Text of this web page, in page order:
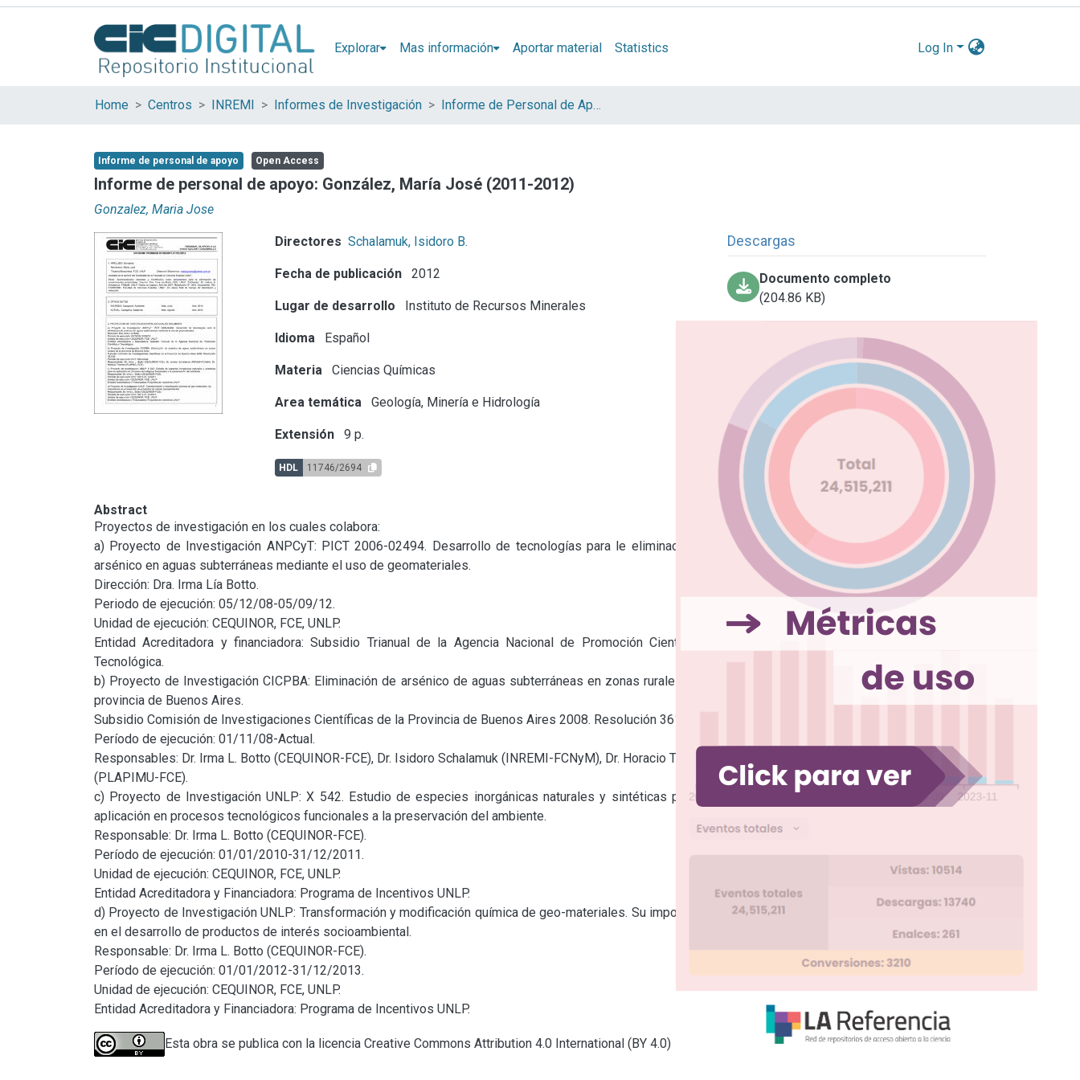
Explorar Mas información Aportar material Statistics Log In
Home Centros INREMI Informes de Investigación Informe de Personal de Apoyo
Informe de personal de apoyo Open Access
Informe de personal de apoyo: González, María José (2011-2012)
Gonzalez, Maria Jose
Directores Schalamuk, Isidoro B.
Fecha de publicación 2012
Lugar de desarrollo Instituto de Recursos Minerales
Idioma Español
Materia Ciencias Químicas
Area temática Geología, Minería e Hidrología
Extensión 9 p.
HDL 11746/2694
Descargas
Documento completo
(204.86 KB)
Abstract
Proyectos de investigación en los cuales colabora:
a) Proyecto de Investigación ANPCyT: PICT 2006-02494. Desarrollo de tecnologías para le eliminación de
arsénico en aguas subterráneas mediante el uso de geomateriales.
Dirección: Dra. Irma Lía Botto.
Periodo de ejecución: 05/12/08-05/09/12.
Unidad de ejecución: CEQUINOR, FCE, UNLP.
Entidad Acreditadora y financiadora: Subsidio Trianual de la Agencia Nacional de Promoción Científica y
Tecnológica.
b) Proyecto de Investigación CICPBA: Eliminación de arsénico de aguas subterráneas en zonas rurales de la
provincia de Buenos Aires.
Subsidio Comisión de Investigaciones Científicas de la Provincia de Buenos Aires 2008. Resolución 361/08.
Período de ejecución: 01/11/08-Actual.
Responsables: Dr. Irma L. Botto (CEQUINOR-FCE), Dr. Isidoro Schalamuk (INREMI-FCNyM), Dr. Horacio Thomas
(PLAPIMU-FCE).
c) Proyecto de Investigación UNLP: X 542. Estudio de especies inorgánicas naturales y sintéticas para su
aplicación en procesos tecnológicos funcionales a la preservación del ambiente.
Responsable: Dr. Irma L. Botto (CEQUINOR-FCE).
Período de ejecución: 01/01/2010-31/12/2011.
Unidad de ejecución: CEQUINOR, FCE, UNLP.
Entidad Acreditadora y Financiadora: Programa de Incentivos UNLP.
d) Proyecto de Investigación UNLP: Transformación y modificación química de geo-materiales. Su importancia
en el desarrollo de productos de interés socioambiental.
Responsable: Dr. Irma L. Botto (CEQUINOR-FCE).
Período de ejecución: 01/01/2012-31/12/2013.
Unidad de ejecución: CEQUINOR, FCE, UNLP.
Entidad Acreditadora y Financiadora: Programa de Incentivos UNLP.
Esta obra se publica con la licencia Creative Commons Attribution 4.0 International (BY 4.0)